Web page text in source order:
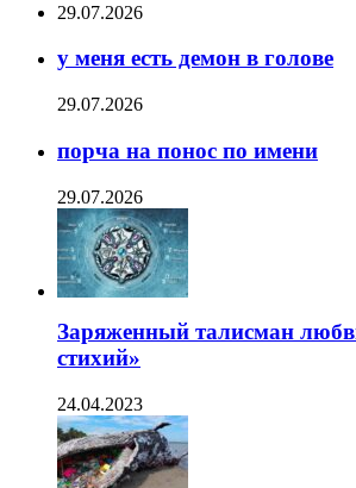
29.07.2026
у меня есть демон в голове
29.07.2026
порча на понос по имени
29.07.2026
Заряженный талисман
стихий»
24.04.2023